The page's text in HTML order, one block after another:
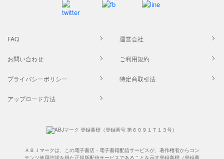
FAQ 運営会社
お問い合わせ ご利用規約
プライバシーポリシー 特定商取引法
アップロード方法
ＡＢＪマークは、この電子書店・電子書籍配信サービスが、著作権者からコン
テンツ使用許諾を得た正規版配信サービスであることを示す登録商標（登録番